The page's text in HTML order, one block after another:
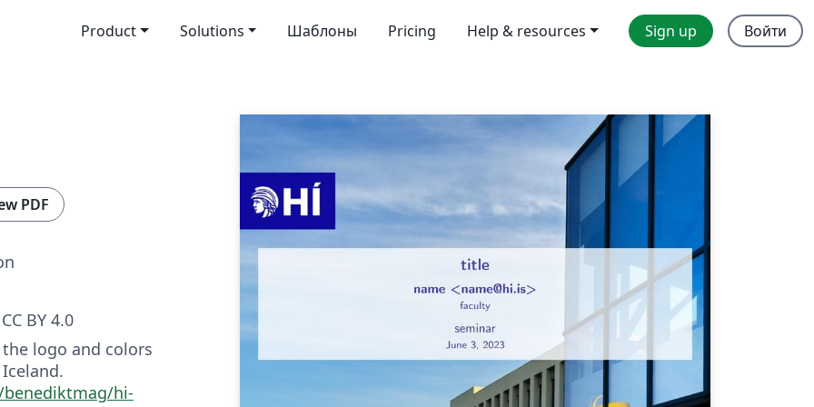
Product Solutions Шаблоны Pricing Help & resources Sign up Войти
PDF
BY 4.0
logo and colors
hi-